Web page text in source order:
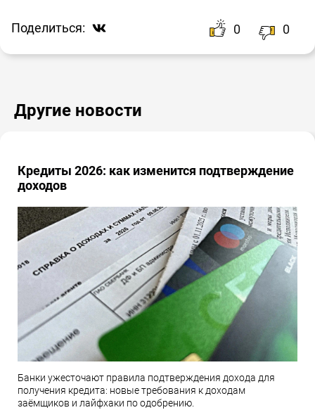
Поделиться: 0 0
Другие новости
Кредиты 2026: как изменится подтверждение
доходов
Банки ужесточают правила подтверждения дохода для
получения кредита: новые требования к доходам
заёмщиков и лайфхаки по одобрению.